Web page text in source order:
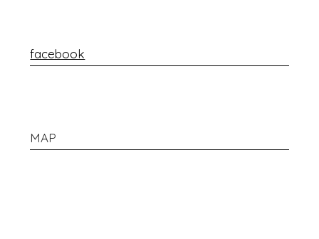
facebook
MAP